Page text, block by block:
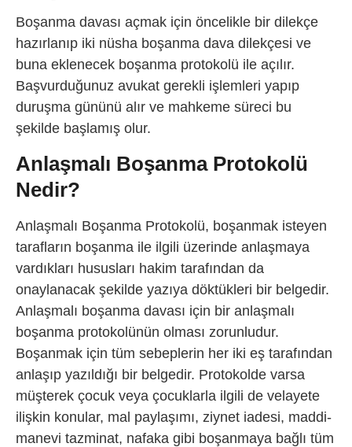
Boşanma davası açmak için öncelikle bir dilekçe
hazırlanıp iki nüsha boşanma dava dilekçesi ve
buna eklenecek boşanma protokolü ile açılır.
Başvurduğunuz avukat gerekli işlemleri yapıp
duruşma gününü alır ve mahkeme süreci bu
şekilde başlamış olur.
Anlaşmalı Boşanma Protokolü
Nedir?
Anlaşmalı Boşanma Protokolü, boşanmak isteyen
tarafların boşanma ile ilgili üzerinde anlaşmaya
vardıkları hususları hakim tarafından da
onaylanacak şekilde yazıya döktükleri bir belgedir.
Anlaşmalı boşanma davası için bir anlaşmalı
boşanma protokolünün olması zorunludur.
Boşanmak için tüm sebeplerin her iki eş tarafından
anlaşıp yazıldığı bir belgedir. Protokolde varsa
müşterek çocuk veya çocuklarla ilgili de velayete
ilişkin konular, mal paylaşımı, ziynet iadesi, maddi-
manevi tazminat, nafaka gibi boşanmaya bağlı tüm